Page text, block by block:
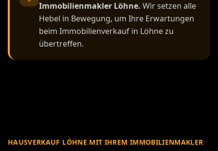
Immobilienmakler Löhne. Wir setzen alle
Hebel in Bewegung, um Ihre Erwartungen
beim Immobilienverkauf in Löhne zu
übertreffen.
HAUSVERKAUF LÖHNE MIT IHREM IMMOBILIENMAKLER